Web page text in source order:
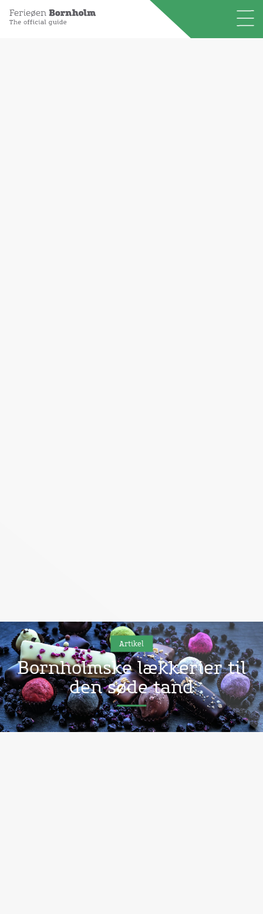
Artikel
Bornholmske lækkerier til
den søde tand